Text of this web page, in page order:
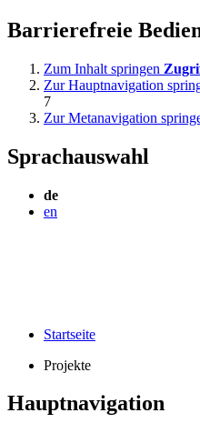
Barrierefreie
Zum Inhalt springen
Zur Hauptnavigation
7
Zur Metanavigation
Sprachauswahl
de
en
Startseite
Projekte
Hauptnavigation